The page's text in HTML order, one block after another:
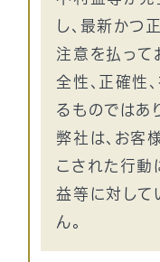
し、最新かつ
注意を払って
全性、正確性
るものではあ
弊社は、お客
こされた行動
益等に対して
ん。